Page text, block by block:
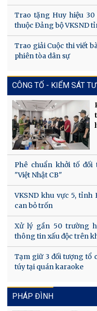
Trao tặng Huy hiệu
thuộc Đảng bộ VKSND
Trao giải Cuộc thi viết
phiên tòa dân sự
CÔNG TỐ - KIỂM SÁT
Phê chuẩn khởi tố đối
"Việt Nhật CB"
VKSND khu vực 5,
can bỏ trốn
Xử lý gần 50 trường
thông tin xấu độc trên
Tạm giữ 3 đối tượng tổ
túy tại quán karaoke
PHÁP ĐÌNH